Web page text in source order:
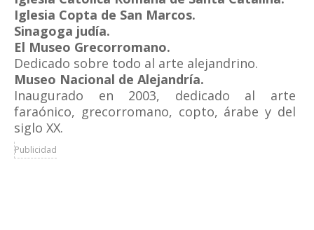
Iglesia Copta de San Marcos.
Sinagoga judía.
El Museo Grecorromano.
Dedicado sobre todo al arte alejandrino.
Museo Nacional de Alejandría.
Inaugurado en 2003, dedicado al arte
faraónico, grecorromano, copto, árabe y del
siglo XX.
Publicidad